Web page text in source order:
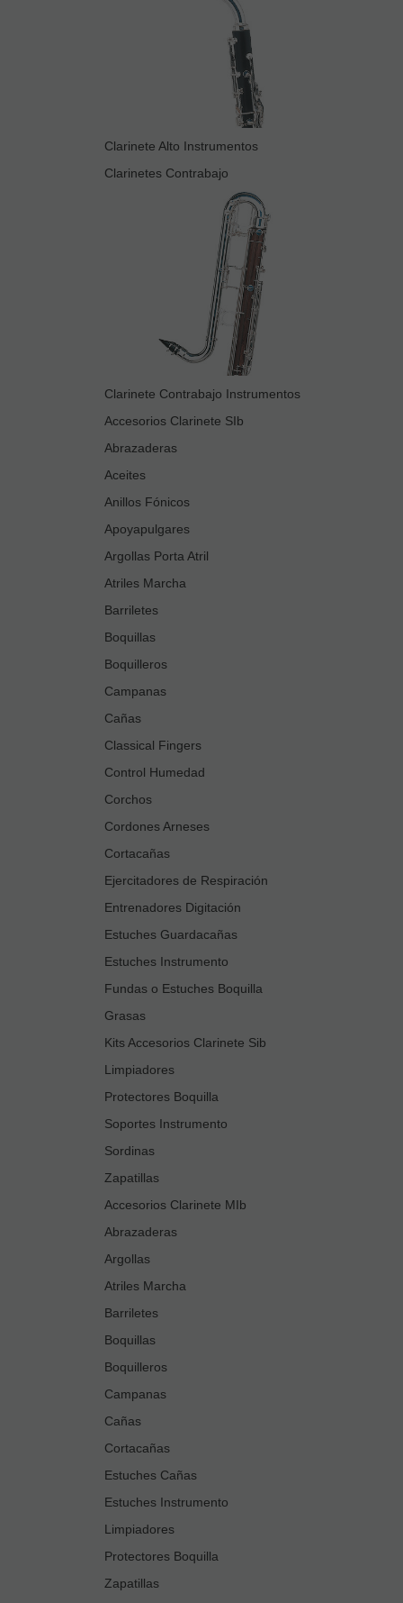
Clarinete Alto Instrumentos
Clarinetes Contrabajo
Clarinete Contrabajo Instrumentos
Accesorios Clarinete SIb
Abrazaderas
Aceites
Anillos Fónicos
Apoyapulgares
Argollas Porta Atril
Atriles Marcha
Barriletes
Boquillas
Boquilleros
Campanas
Cañas
Classical Fingers
Control Humedad
Corchos
Cordones Arneses
Cortacañas
Ejercitadores de Respiración
Entrenadores Digitación
Estuches Guardacañas
Estuches Instrumento
Fundas o Estuches Boquilla
Grasas
Kits Accesorios Clarinete Sib
Limpiadores
Protectores Boquilla
Soportes Instrumento
Sordinas
Zapatillas
Accesorios Clarinete MIb
Abrazaderas
Argollas
Atriles Marcha
Barriletes
Boquillas
Boquilleros
Campanas
Cañas
Cortacañas
Estuches Cañas
Estuches Instrumento
Limpiadores
Protectores Boquilla
Zapatillas